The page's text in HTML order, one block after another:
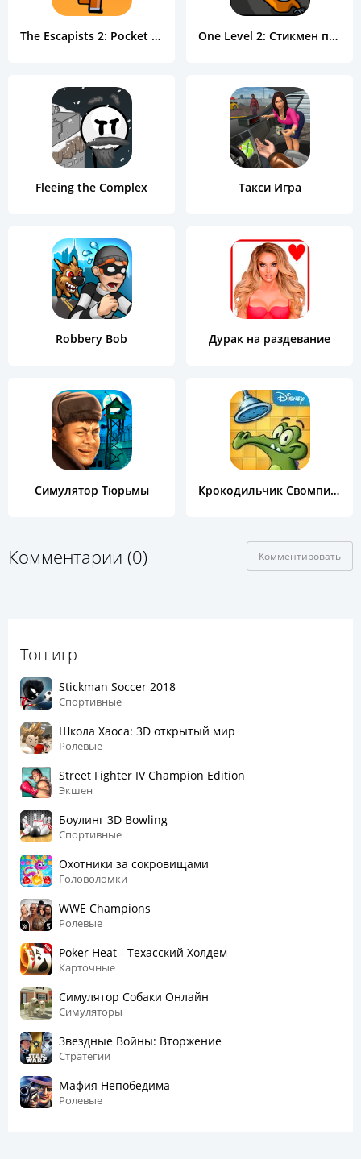
The Escapists 2: Pocket Breakout One Level 2: Стикмен побег из тюрьмы
Fleeing the Complex Такси Игрa
Robbery Bob Дурак на раздевание
Симулятор Тюрьмы Крокодильчик Свомпи Free
Комментарии (0) Комментировать
Топ игр
Stickman Soccer 2018
Спортивные
Школа Хаоса: 3D открытый мир
Ролевые
Street Fighter IV Champion Edition
Экшен
Боулинг 3D Bowling
Спортивные
Охотники за сокровищами
Головоломки
WWE Champions
Ролевые
Poker Heat - Техасский Холдем
Карточные
Симулятор Собаки Онлайн
Симуляторы
Звездные Войны: Вторжение
Стратегии
Мафия Непобедима
Ролевые